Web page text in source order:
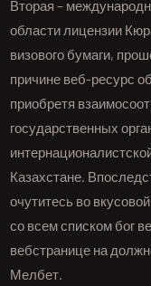
Вторая –
области лицензии
визового бумаги,
причине веб-ресурс
приобретя
государственных
Казахстане.
очутитесь во
со всем списком бог
вебстранице на
Мелбет.